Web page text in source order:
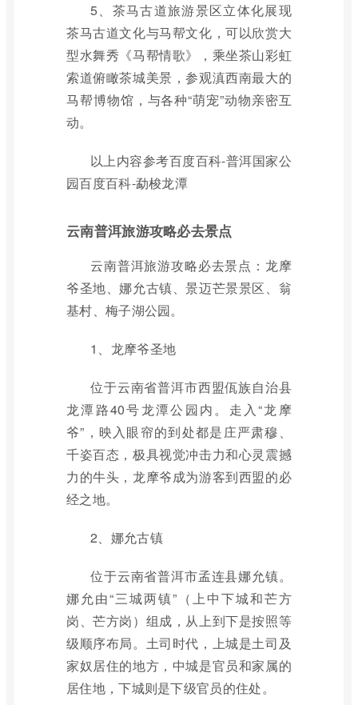
5、茶马古道旅游景区立体化展现
茶马古道文化与马帮文化，可以欣赏大
型水舞秀《马帮情歌》，乘坐茶山彩虹
索道俯瞰茶城美景，参观滇西南最大的
马帮博物馆，与各种“萌宠”动物亲密互
动。
以上内容参考百度百科-普洱国家公
园百度百科-勐梭龙潭
云南普洱旅游攻略必去景点
云南普洱旅游攻略必去景点：龙摩
爷圣地、娜允古镇、景迈芒景景区、翁
基村、梅子湖公园。
1、龙摩爷圣地
位于云南省普洱市西盟佤族自治县
龙潭路40号龙潭公园内。走入“龙摩
爷”，映入眼帘的到处都是庄严肃穆、
千姿百态，极具视觉冲击力和心灵震撼
力的牛头，龙摩爷成为游客到西盟的必
经之地。
2、娜允古镇
位于云南省普洱市孟连县娜允镇。
娜允由“三城两镇”（上中下城和芒方
岗、芒方岗）组成，从上到下是按照等
级顺序布局。土司时代，上城是土司及
家奴居住的地方，中城是官员和家属的
居住地，下城则是下级官员的住处。